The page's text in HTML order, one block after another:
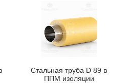
Стальная труба D 89 в
ППМ изоляции